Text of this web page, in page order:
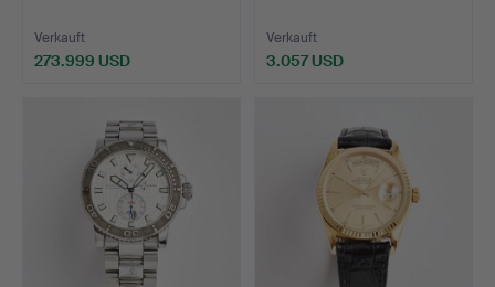
Verkauft
273.999 USD
Verkauft
3.057 USD